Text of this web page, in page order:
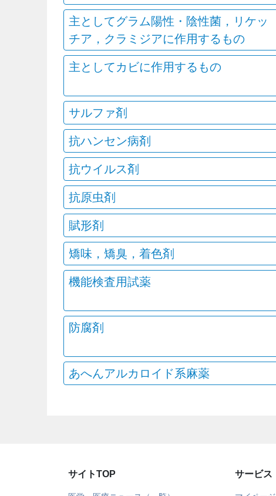
主としてグラム陽性・陰性菌，リケッ
チア，クラミジアに作用するもの
主としてカビに作用するもの
サルファ剤
抗ハンセン病剤
抗ウイルス剤
抗原虫剤
賦形剤
矯味，矯臭，着色剤
機能検査用試薬
防腐剤
あへんアルカロイド系麻薬
サイトTOP サービス